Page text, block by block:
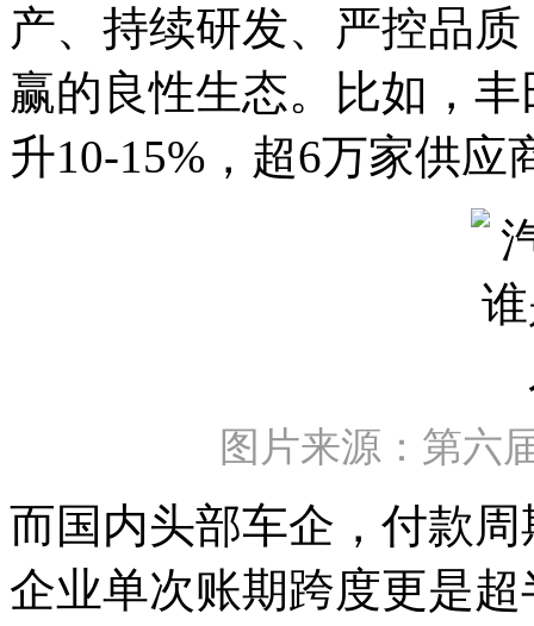
产、持续研发、严控品
赢的良性生态。比如，
升10-15%，超6万家供应
图片来源：第六
而国内头部车企，付款
企业单次账期跨度更是